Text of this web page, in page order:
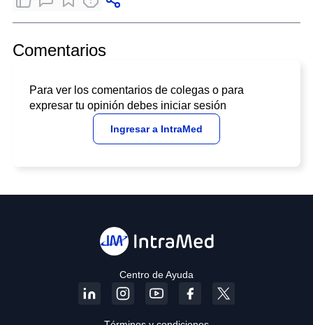
Comentarios
Para ver los comentarios de colegas o para
expresar tu opinión debes iniciar sesión
Ingresar a IntraMed
Centro de Ayuda